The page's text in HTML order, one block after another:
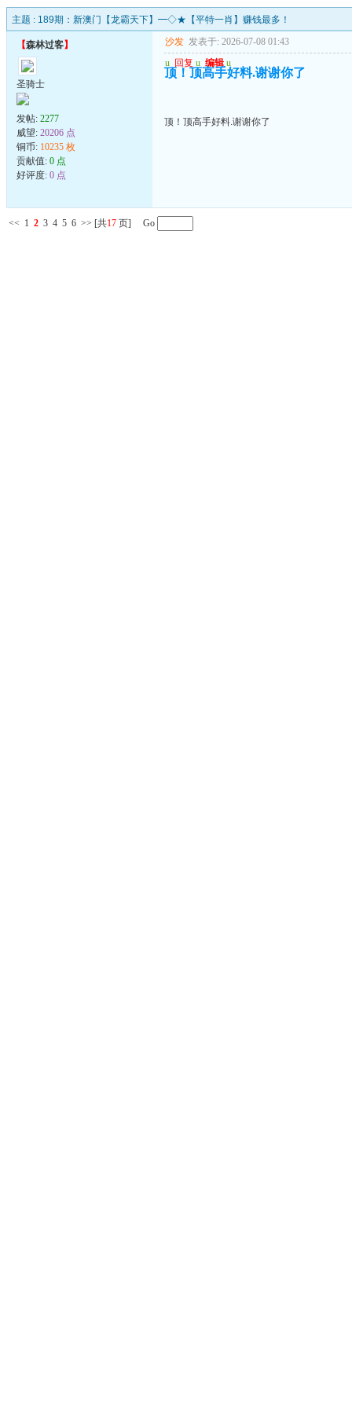
主题 : 189期：新澳门【龙霸天下】━◇★【平特一肖】赚钱最多！
【森林过客】
圣骑士
发帖: 2277
威望: 20206 点
铜币: 10235 枚
贡献值: 0 点
好评度: 0 点
沙发 发表于: 2026-07-08 01:43
u 回复 u 编辑 u
顶！顶高手好料.谢谢你了
顶！顶高手好料.谢谢你了
<< 1 2 3 4 5 6 >> [共17 页] Go